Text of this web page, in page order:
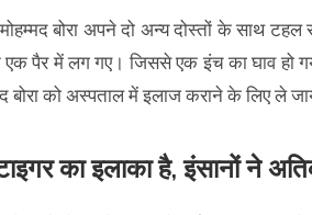
बोरा अपने दो अन्य दोस्तों के साथ
पैर में लग गए। जिससे एक इंच का घाव हो
बोरा को अस्पताल में इलाज कराने के लिए ले
का इलाका है, इंसानों ने